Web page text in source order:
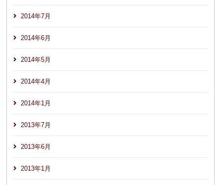
2014年7月
2014年6月
2014年5月
2014年4月
2014年1月
2013年7月
2013年6月
2013年1月